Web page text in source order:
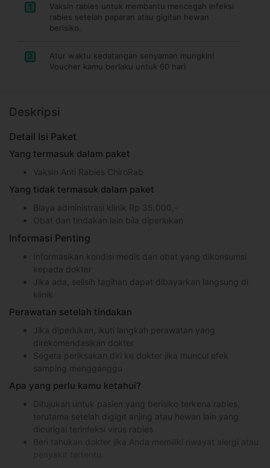
1
Vaksin rabies untuk membantu mencegah infeksi
rabies setelah paparan atau gigitan hewan
berisiko.
2
Atur waktu kedatangan senyaman mungkin!
Voucher kamu berlaku untuk 60 hari
Deskripsi
Detail Isi Paket
Yang termasuk dalam paket
Vaksin Anti Rabies ChiroRab
Yang tidak termasuk dalam paket
Biaya administrasi klinik Rp 35.000,-
Obat dan tindakan lain bila diperlukan
Informasi Penting
Informasikan kondisi medis dan obat yang dikonsumsi
kepada dokter
Jika ada, selisih tagihan dapat dibayarkan langsung di
klinik
Perawatan setelah tindakan
Jika diperlukan, ikuti langkah perawatan yang
direkomendasikan dokter
Segera periksakan diri ke dokter jika muncul efek
samping mengganggu
Apa yang perlu kamu ketahui?
Ditujukan untuk pasien yang berisiko terkena rabies,
terutama setelah digigit anjing atau hewan lain yang
dicurigai terinfeksi virus rabies
Beri tahukan dokter jika Anda memiliki riwayat alergi atau